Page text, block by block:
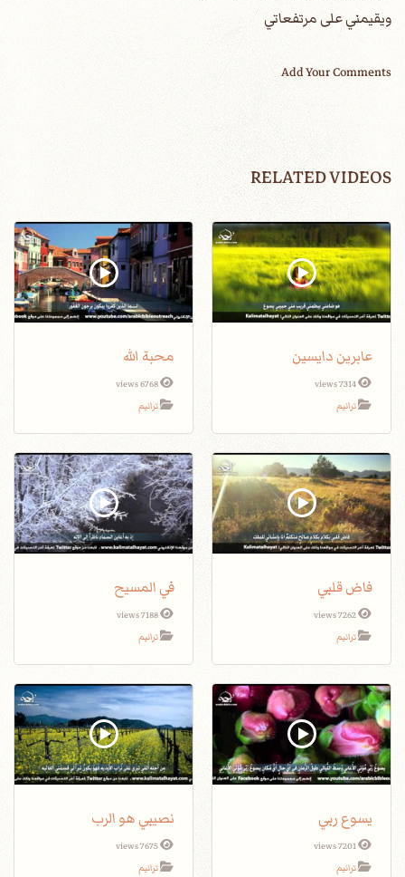
ويقيمني على مرتفعاتي
Add Your Comments
RELATED VIDEOS
عابرين دايسين
7314 views
ترانيم
محبة الله
6768 views
ترانيم
فاض قلبي
7262 views
ترانيم
في المسيح
7188 views
ترانيم
يسوع ربي
7201 views
ترانيم
نصيبي هو الرب
7675 views
ترانيم